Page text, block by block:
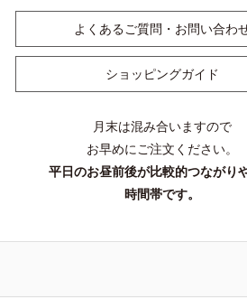
よくあるご質問・お問い合わ
ショッピングガイド
月末は混み合いますので
お早めにご注文ください。
平日のお昼前後が比較的つながり
時間帯です。